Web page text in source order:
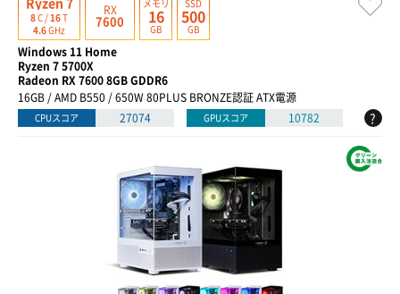
8C / 16T
4.6GHz
RX
7600
メモリ
16
GB
SSD
500
GB
Windows 11 Home
Ryzen 7 5700X
Radeon RX 7600 8GB GDDR6
16GB / AMD B550 / 650W 80PLUS BRONZE認証 ATX電源
CPUスコア 27074 GPUスコア 10782 ?